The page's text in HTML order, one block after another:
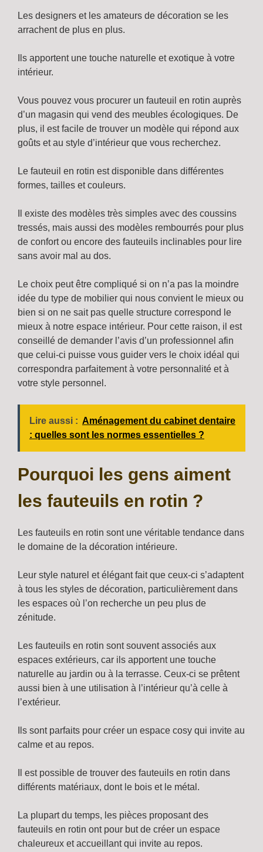
Les designers et les amateurs de décoration se les
arrachent de plus en plus.
Ils apportent une touche naturelle et exotique à votre
intérieur.
Vous pouvez vous procurer un fauteuil en rotin auprès
d’un magasin qui vend des meubles écologiques. De
plus, il est facile de trouver un modèle qui répond aux
goûts et au style d’intérieur que vous recherchez.
Le fauteuil en rotin est disponible dans différentes
formes, tailles et couleurs.
Il existe des modèles très simples avec des coussins
tressés, mais aussi des modèles rembourrés pour plus
de confort ou encore des fauteuils inclinables pour lire
sans avoir mal au dos.
Le choix peut être compliqué si on n’a pas la moindre
idée du type de mobilier qui nous convient le mieux ou
bien si on ne sait pas quelle structure correspond le
mieux à notre espace intérieur. Pour cette raison, il est
conseillé de demander l’avis d’un professionnel afin
que celui-ci puisse vous guider vers le choix idéal qui
correspondra parfaitement à votre personnalité et à
votre style personnel.
Lire aussi : Aménagement du cabinet dentaire
: quelles sont les normes essentielles ?
Pourquoi les gens aiment
les fauteuils en rotin ?
Les fauteuils en rotin sont une véritable tendance dans
le domaine de la décoration intérieure.
Leur style naturel et élégant fait que ceux-ci s’adaptent
à tous les styles de décoration, particulièrement dans
les espaces où l’on recherche un peu plus de
zénitude.
Les fauteuils en rotin sont souvent associés aux
espaces extérieurs, car ils apportent une touche
naturelle au jardin ou à la terrasse. Ceux-ci se prêtent
aussi bien à une utilisation à l’intérieur qu’à celle à
l’extérieur.
Ils sont parfaits pour créer un espace cosy qui invite au
calme et au repos.
Il est possible de trouver des fauteuils en rotin dans
différents matériaux, dont le bois et le métal.
La plupart du temps, les pièces proposant des
fauteuils en rotin ont pour but de créer un espace
chaleureux et accueillant qui invite au repos.